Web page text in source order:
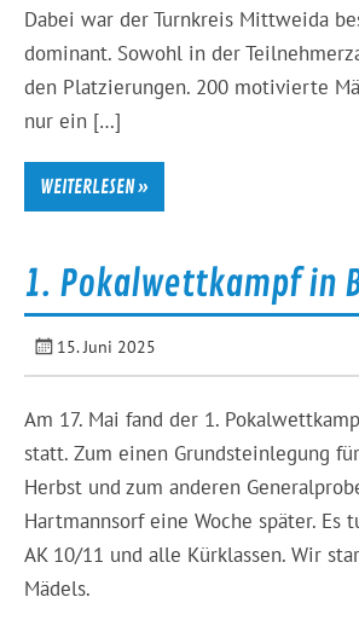
Dabei war der Turnkreis Mittweida
dominant. Sowohl in der
den Platzierungen. 200 motivierte
nur ein […]
WEITERLESEN »
1. Pokalwettkampf in
15. Juni 2025
Am 17. Mai fand der 1.
statt. Zum einen Grundsteinlegung
Herbst und zum anderen
Hartmannsorf eine Woche später.
AK 10/11 und alle Kürklassen. Wir
Mädels.